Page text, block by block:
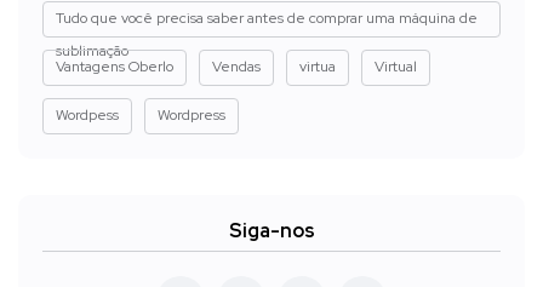
Tudo que você precisa saber antes de comprar uma máquina de
sublimação
Vantagens Oberlo
Vendas virtua Virtual
Wordpess Wordpress
Siga-nos